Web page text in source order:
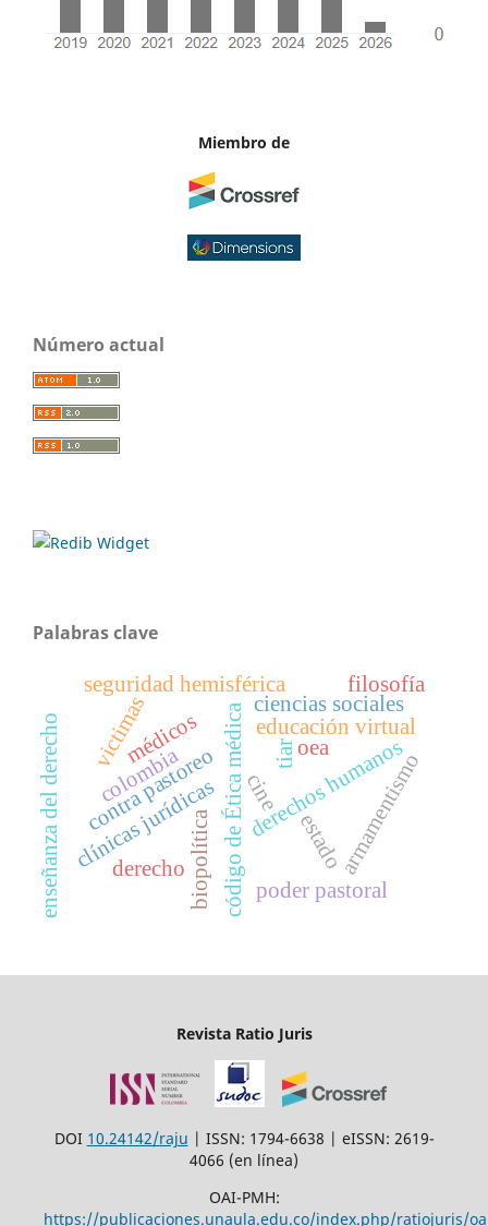
Miembro de
Número actual
Palabras clave
derechos humanos
médicos código de Ética médica
colombia
educación virtual
ciencias sociales
clínicas jurídicas
enseñanza del derecho
seguridad hemisférica
armamentismo
tiar oea
poder pastoral
contra pastoreo
estado
biopolítica
filosofía
victimas
cine
derecho
Revista Ratio Juris
DOI 10.24142/raju | ISSN: 1794-6638 | eISSN: 2619-
4066 (en línea)
OAI-PMH:
https://publicaciones.unaula.edu.co/index.php/ratiojuris/